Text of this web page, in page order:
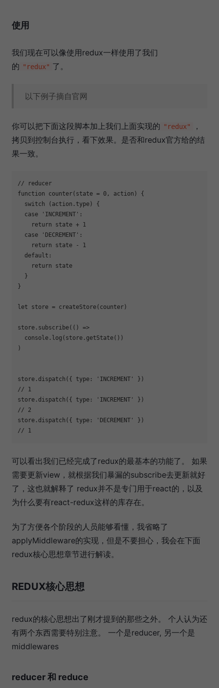
使用
我们现在可以像使用redux一样使用了我们
的 "redux" 了。
以下例子摘自官网
你可以把下面这段脚本加上我们上面实现的 "redux"
，
拷贝到控制台执行，看下效果。是否和redux官方给的结
果一致。
// reducer
function
counter( state = 0 , action ) {
switch (action.type) {
case
'INCREMENT' :
return state + 1
case
'DECREMENT' :
return state - 1
default :
return state
  }
}
let store = createStore(counter)
store.subscribe( ()
=>
console .log(store.getState())
)
store.dispatch({ type : 'INCREMENT'
// 1
store.dispatch({ type : 'INCREMENT'
// 2
store.dispatch({ type : 'DECREMENT'
// 1
可以看出我们已经完成了redux的最基本的功能了。 如果
需要更新view，就根据我们暴漏的subscribe去更新就好
了，这也就解释了 redux并不是专门用于react的，以及
为什么要有react-redux这样的库存在。
为了方便各个阶段的人员能够看懂，我省略了
applyMiddleware的实现，但是不要担心，我会在下面
redux核心思想章节进行解读。
REDUX核心思想
redux的核心思想出了刚才提到的那些之外。 个人认为还
有两个东西需要特别注意。 一个是reducer, 另一个是
middlewares
reducer 和 reduce